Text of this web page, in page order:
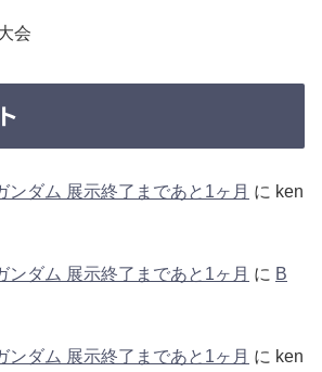
会
ンダム 展示終了まであと1ヶ月 に ken
ンダム 展示終了まであと1ヶ月 に B
ンダム 展示終了まであと1ヶ月 に ken